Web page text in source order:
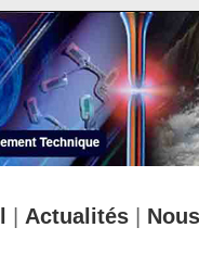
Actualités|